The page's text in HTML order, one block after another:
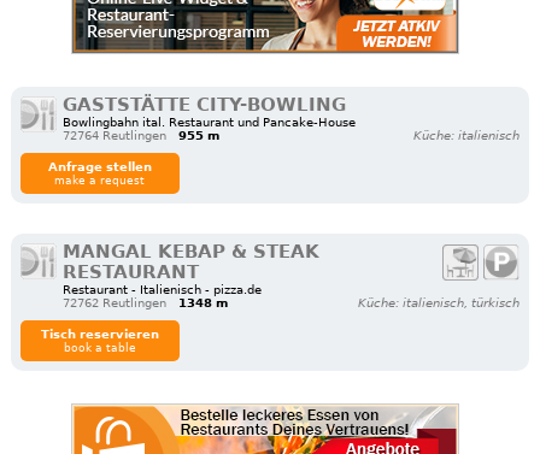
GASTSTÄTTE CITY-BOWLING
Bowlingbahn ital. Restaurant und Pancake-House
72764 Reutlingen
955 m Küche: italienisch
Anfrage stellen
make a request
MANGAL KEBAP & STEAK
RESTAURANT
Restaurant - Italienisch - pizza.de
72762 Reutlingen
1348 m Küche: italienisch, türkisch
Tisch reservieren
book a table